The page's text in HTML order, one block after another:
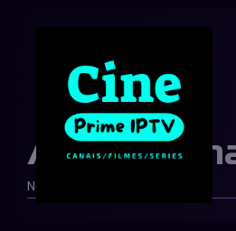
A
Netflix Brasil